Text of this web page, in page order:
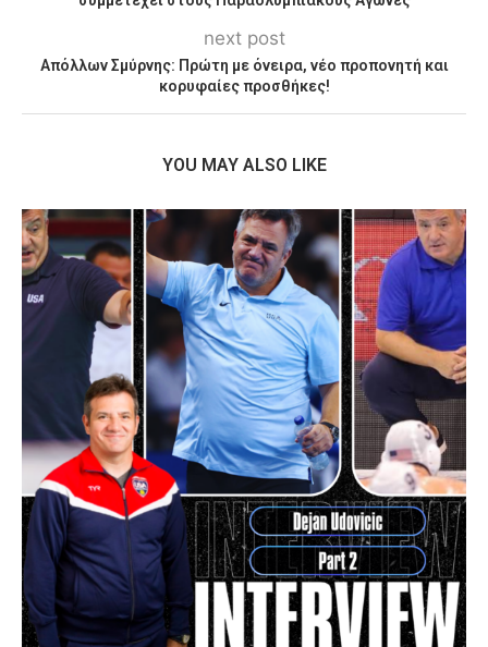
next post
Απόλλων Σμύρνης: Πρώτη με όνειρα, νέο προπονητή και
κορυφαίες προσθήκες!
YOU MAY ALSO LIKE